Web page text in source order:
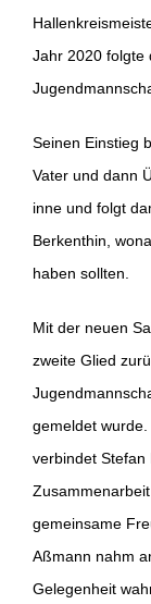
Jahr 2020 folgte
Seinen Einstieg
Vater und dann
inne und folgt
Berkenthin,
haben sollten.
Mit der neuen
zweite Glied
gemeldet
verbindet Stefan
gemeinsame
Aßmann nahm
Gelegenheit